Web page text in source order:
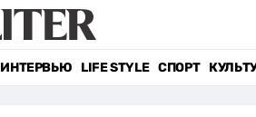
ИНТЕРВЬЮ LIFE STYLE СПОРТ